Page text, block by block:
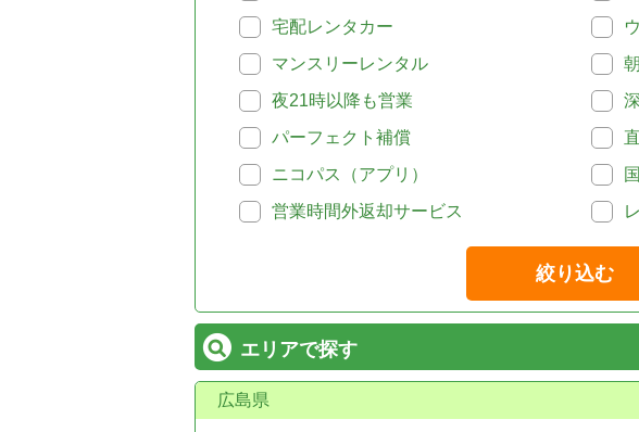
宅配レンタカー
マンスリーレンタル
夜21時以降も営業
パーフェクト補償
ニコパス（アプリ）
営業時間外返却サービス
絞り込む
エリアで探す
広島県